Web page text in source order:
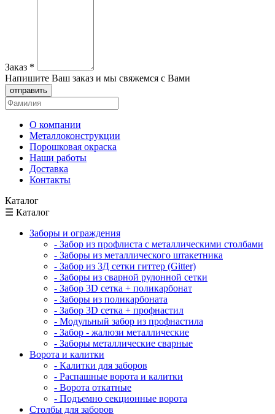
Заказ *
Напишите Ваш заказ и мы свяжемся с Вами
отправить
О компании
Металлоконструкции
Порошковая окраска
Наши работы
Доставка
Контакты
Каталог
☰ Каталог
Заборы и ограждения
- Забор из профлиста с металлическими столбами
- Заборы из металлического штакетника
- Забор из 3Д сетки гиттер (Gitter)
- Заборы из сварной рулонной сетки
- Забор 3D сетка + поликарбонат
- Заборы из поликарбоната
- Забор 3D сетка + профнастил
- Модульный забор из профнастила
- Забор - жалюзи металлические
- Заборы металлические сварные
Ворота и калитки
- Калитки для заборов
- Распашные ворота и калитки
- Ворота откатные
- Подъемно секционные ворота
Столбы для заборов